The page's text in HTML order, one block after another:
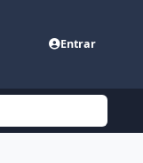
Entrar